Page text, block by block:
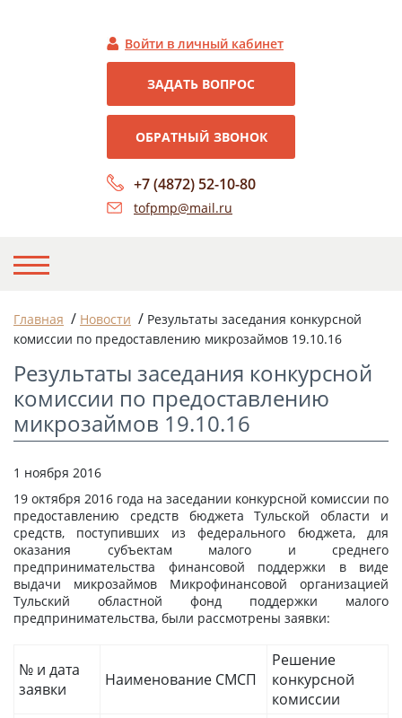
+7 (4872) 52-10-80
tofpmp@mail.ru
Войти в личный кабинет
ЗАДАТЬ ВОПРОС
ОБРАТНЫЙ ЗВОНОК
О НАС
НОВОСТИ
СТАТЬИ
КОНТАКТЫ
Главная / Новости / Результаты заседания конкурсной
комиссии по предоставлению микрозаймов 19.10.16
Результаты заседания конкурсной
комиссии по предоставлению
микрозаймов 19.10.16
1 ноября 2016
19 октября 2016 года на заседании конкурсной комиссии по
предоставлению средств бюджета Тульской области и
средств, поступивших из федерального бюджета, для
оказания субъектам малого и среднего
предпринимательства финансовой поддержки в виде
выдачи микрозаймов Микрофинансовой организацией
Тульский областной фонд поддержки малого
предпринимательства, были рассмотрены заявки:
№ и дата
заявки
Наименование СМСП
Решение
конкурсной
комиссии